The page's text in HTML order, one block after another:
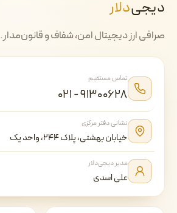
دیجی‌دلار
صرافی ارز دیجیتال امن، شفاف و قانون‌مدار.
تماس مستقیم
۰۲۱ - ۹۱۳۰۰۶۲۸
نشانی دفتر مرکزی
خیابان بهشتی، پلاک ۲۴۴، واحد یک
مدیر دیجی‌دلار
علی اسدی